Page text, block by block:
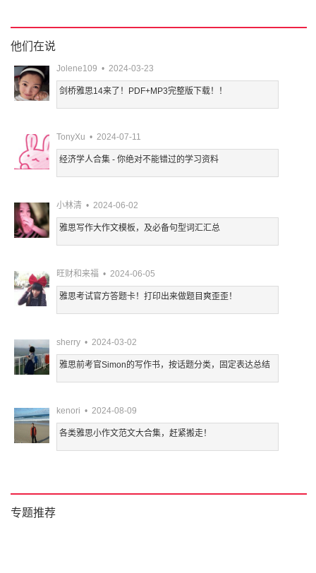
他们在说
Jolene109 • 2024-03-23
剑桥雅思14来了！PDF+MP3完整版下载！！
TonyXu • 2024-07-11
经济学人合集 - 你绝对不能错过的学习资料
小林清 • 2024-06-02
雅思写作大作文模板，及必备句型词汇汇总
旺财和来福 • 2024-06-05
雅思考试官方答题卡！打印出来做题目爽歪歪！
sherry • 2024-03-02
雅思前考官Simon的写作书，按话题分类，固定表达总结
kenori • 2024-08-09
各类雅思小作文范文大合集，赶紧搬走！
专题推荐